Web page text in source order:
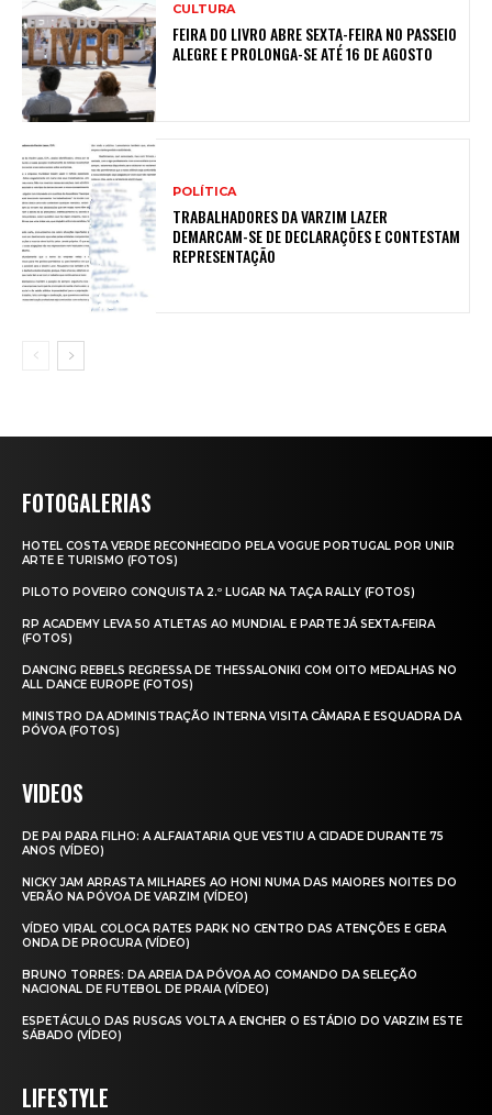
CULTURA
FEIRA DO LIVRO ABRE SEXTA-FEIRA NO PASSEIO
ALEGRE E PROLONGA-SE ATÉ 16 DE AGOSTO
POLÍTICA
TRABALHADORES DA VARZIM LAZER
DEMARCAM-SE DE DECLARAÇÕES E CONTESTAM
REPRESENTAÇÃO
FOTOGALERIAS
HOTEL COSTA VERDE RECONHECIDO PELA VOGUE PORTUGAL POR UNIR
ARTE E TURISMO (FOTOS)
PILOTO POVEIRO CONQUISTA 2.º LUGAR NA TAÇA RALLY (FOTOS)
RP ACADEMY LEVA 50 ATLETAS AO MUNDIAL E PARTE JÁ SEXTA‑FEIRA
(FOTOS)
DANCING REBELS REGRESSA DE THESSALONIKI COM OITO MEDALHAS NO
ALL DANCE EUROPE (FOTOS)
MINISTRO DA ADMINISTRAÇÃO INTERNA VISITA CÂMARA E ESQUADRA DA
PÓVOA (FOTOS)
VIDEOS
DE PAI PARA FILHO: A ALFAIATARIA QUE VESTIU A CIDADE DURANTE 75
ANOS (VÍDEO)
NICKY JAM ARRASTA MILHARES AO HONI NUMA DAS MAIORES NOITES DO
VERÃO NA PÓVOA DE VARZIM (VÍDEO)
VÍDEO VIRAL COLOCA RATES PARK NO CENTRO DAS ATENÇÕES E GERA
ONDA DE PROCURA (VÍDEO)
BRUNO TORRES: DA AREIA DA PÓVOA AO COMANDO DA SELEÇÃO
NACIONAL DE FUTEBOL DE PRAIA (VÍDEO)
ESPETÁCULO DAS RUSGAS VOLTA A ENCHER O ESTÁDIO DO VARZIM ESTE
SÁBADO (VÍDEO)
LIFESTYLE